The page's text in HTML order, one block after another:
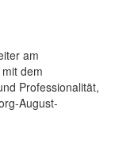
am
dem
Professionalität,
August-